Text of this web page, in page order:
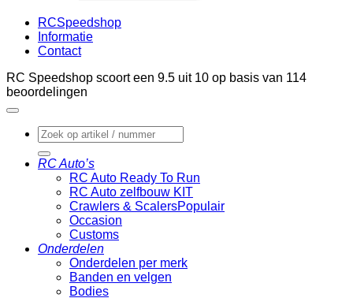
RCSpeedshop
Informatie
Contact
RC Speedshop scoort een 9.5 uit 10 op basis van 114
beoordelingen
Zoeken
naar:
RC Auto’s
RC Auto Ready To Run
RC Auto zelfbouw KIT
Crawlers & Scalers
Occasion
Customs
Onderdelen
Onderdelen per merk
Banden en velgen
Bodies